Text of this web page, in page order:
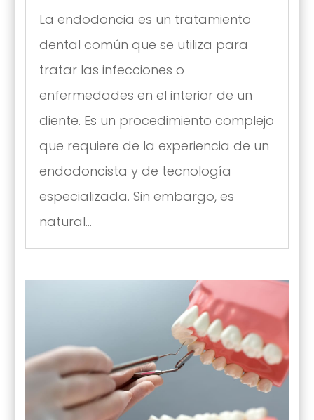
La endodoncia es un tratamiento
dental común que se utiliza para
tratar las infecciones o
enfermedades en el interior de un
diente. Es un procedimiento complejo
que requiere de la experiencia de un
endodoncista y de tecnología
especializada. Sin embargo, es
natural...